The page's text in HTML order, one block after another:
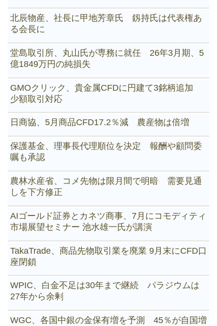
北辰物産、社長に甲地芳章氏 釼持氏は代表権あ
る会長に
堂島取引所、丸山氏が専務に就任 26年3月期、5
億1849万円の純損失
GMOクリック、貴金属CFDに円建て3銘柄追加
少額取引対応
日商協、5月商品CFD17.2％減 農産物は倍増
保護基金、理事長代理順位を決定 報酬や顧問委
嘱も承認
農林水産省、コメ先物は限月間で明暗 需要見通
しを下方修正
AIゴールド証券とカネツ商事、7月にコモディティ
市場展望セミナー 池水雄一氏が講演
TakaTrade、商品先物取引業を廃業 9月末にCFD口
座閉鎖
WPIC、白金不足は30年まで継続 パラジウムは
27年から余剰
WGC、各国中銀の金保有増を予測 45％が自国増